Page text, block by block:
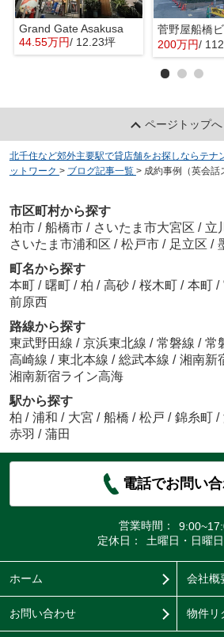
Grand Gate Asakusa
44.55万円/ 12.23坪
菅野屋船橋
200万円/
ページトップへ
北千住など郊外主要駅で貸店舗をお探しならテナ
ットワーク > ブログ記事一覧 > 成約事例（英会話
市区町村から探す
柏市 / 船橋市 / さいたま市大宮区 / 立
さいたま市浦和区 / 松戸市 / 足立区 /
町名から探す
本町 / 曙町 / 柏 / 高砂 / 桜木町 / 本町 /
前原西
路線から探す
東武野田線 / 京浜東北線 / 常磐線 / 常
高崎線 / 東北本線 / 総武本線 / 湘南新
湘南新宿ライン高海
駅から探す
柏 / 浦和 / 大宮 / 船橋 / 松戸 / 錦糸町 /
赤羽 / 蒲田
電話でお問い
営業時間：
定休日：
土曜日・日曜
ホーム 会社概
お問い合わせ 物件リ